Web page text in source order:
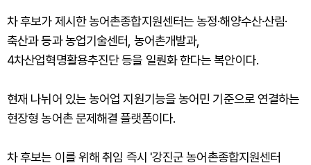
차 후보가 제시한 농어촌종합지원센터는 농정·해양수산·산림·
축산과 등과 농업기술센터, 농어촌개발과,
4차산업혁명활용추진단 등을 일뤈화 한다는 복안이다.
현재 나뉘어 있는 농어업 지원기능을 농어민 기준으로 연결하는
현장형 농어촌 문제해결 플랫폼이다.
차 후보는 이를 위해 취임 즉시 '강진군 농어촌종합지원센터